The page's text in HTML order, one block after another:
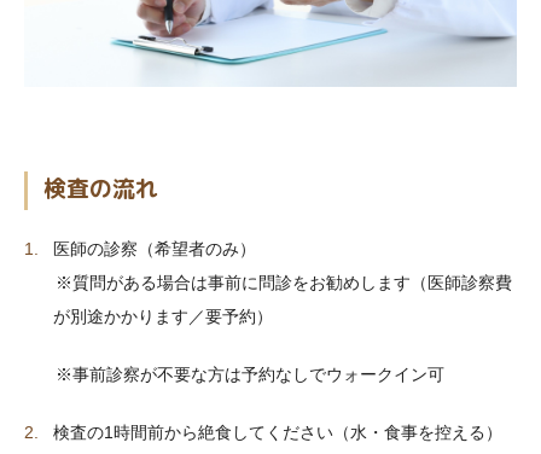
検査の流れ
医師の診察（希望者のみ）
※質問がある場合は事前に問診をお勧めします（医師診察費
が別途かかります／要予約）
※事前診察が不要な方は予約なしでウォークイン可
検査の1時間前から絶食してください（水・食事を控える）